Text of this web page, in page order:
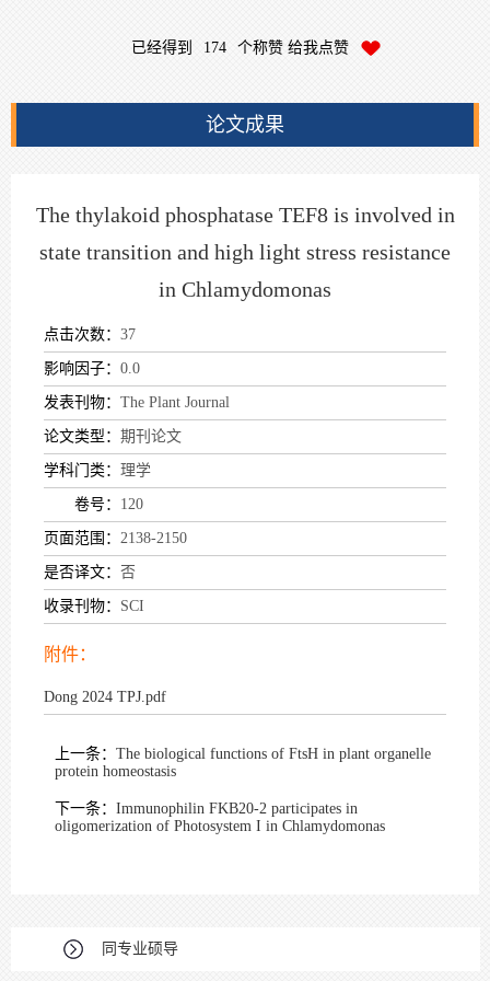
已经得到 174 个称赞 给我点赞
论文成果
The thylakoid phosphatase TEF8 is involved in
state transition and high light stress resistance
in Chlamydomonas
点击次数： 37
影响因子： 0.0
发表刊物： The Plant Journal
论文类型： 期刊论文
学科门类： 理学
卷号： 120
页面范围： 2138-2150
是否译文： 否
收录刊物： SCI
附件：
Dong 2024 TPJ.pdf
上一条： The biological functions of FtsH in plant organelle
protein homeostasis
下一条： Immunophilin FKB20-2 participates in
oligomerization of Photosystem I in Chlamydomonas
同专业硕导